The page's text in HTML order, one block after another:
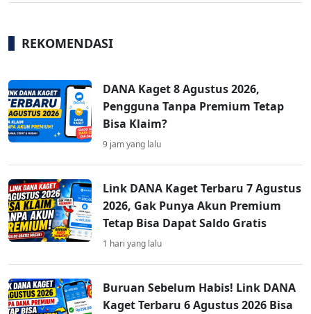
REKOMENDASI
DANA Kaget 8 Agustus 2026,
Pengguna Tanpa Premium Tetap
Bisa Klaim?
9 jam yang lalu
Link DANA Kaget Terbaru 7 Agustus
2026, Gak Punya Akun Premium
Tetap Bisa Dapat Saldo Gratis
1 hari yang lalu
Buruan Sebelum Habis! Link DANA
Kaget Terbaru 6 Agustus 2026 Bisa